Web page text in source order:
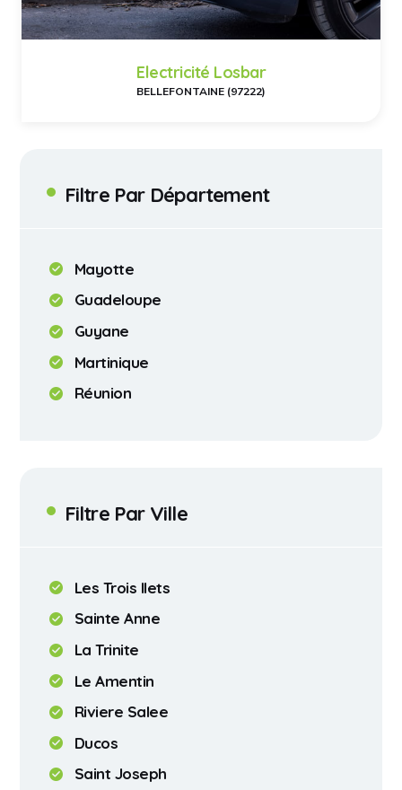
Filtre Par Département
Mayotte
Guadeloupe
Guyane
Martinique
Réunion
Filtre Par Ville
Les Trois Ilets
Sainte Anne
La Trinite
Le Amentin
Riviere Salee
Ducos
Saint Joseph
Electricité Losbar
BELLEFONTAINE (97222)